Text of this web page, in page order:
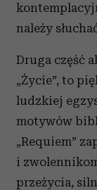
należy
Druga część
„Życie”, to
ludzkiej
motywów
„Requiem”
i
przeżycia,